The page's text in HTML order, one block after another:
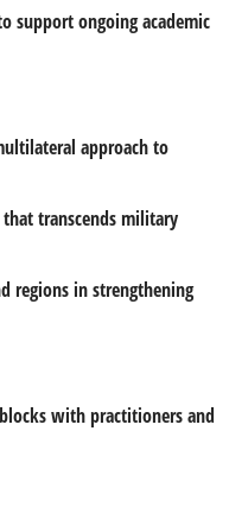
support ongoing academic
approach to
transcends military
regions in strengthening
with practitioners and